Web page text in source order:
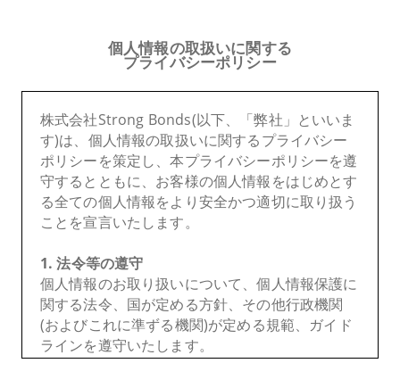
個人情報の取扱いに関する
プライバシーポリシー
株式会社Strong Bonds(以下、「弊社」といいま
す)は、個人情報の取扱いに関するプライバシー
ポリシーを策定し、本プライバシーポリシーを遵
守するとともに、お客様の個人情報をはじめとす
る全ての個人情報をより安全かつ適切に取り扱う
ことを宣言いたします。
1. 法令等の遵守
個人情報のお取り扱いについて、個人情報保護に
関する法令、国が定める方針、その他行政機関
(およびこれに準ずる機関)が定める規範、ガイド
ラインを遵守いたします。